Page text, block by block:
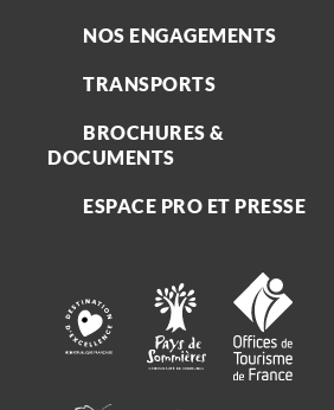
NOS ENGAGEMENTS
TRANSPORTS
BROCHURES &
DOCUMENTS
ESPACE PRO ET PRESSE